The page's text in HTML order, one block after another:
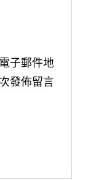
子郵件地
發佈留言